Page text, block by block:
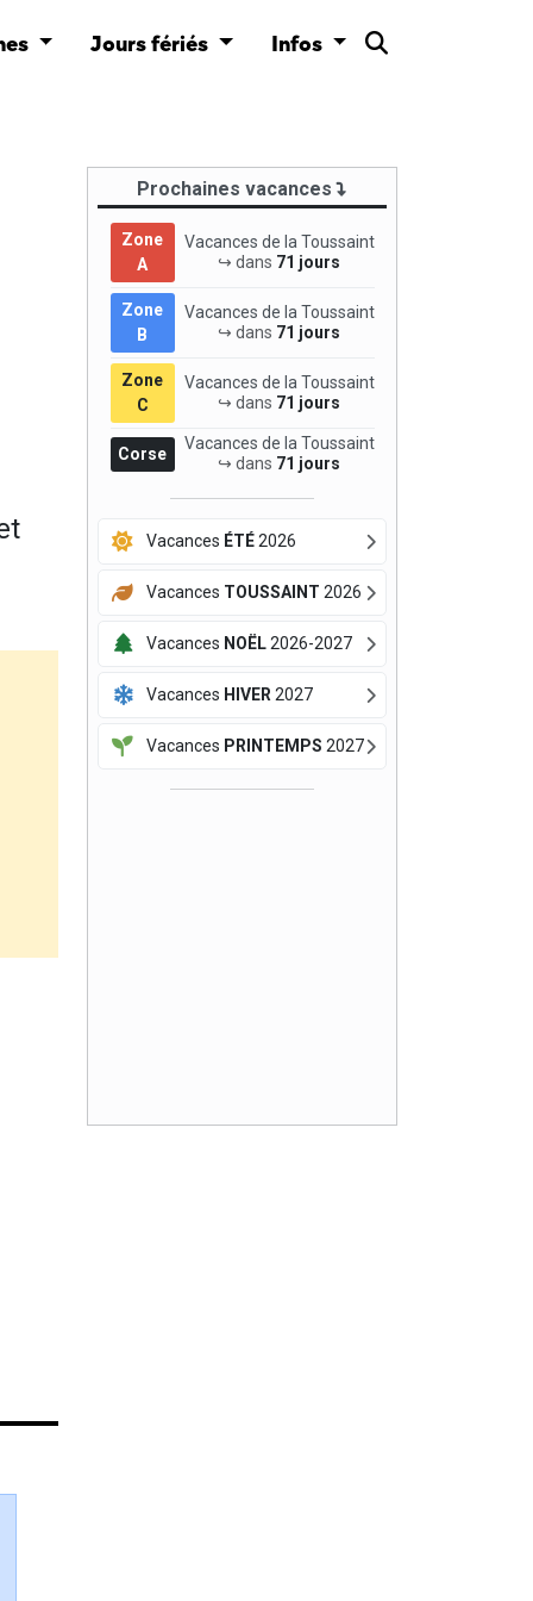
Jours fériés Infos
Prochaines vacances
Zone
A
Vacances de la Toussaint
↪ dans 71 jours
Zone
B
Vacances de la Toussaint
↪ dans 71 jours
Zone
C
Vacances de la Toussaint
↪ dans 71 jours
Corse
Vacances de la Toussaint
↪ dans 71 jours
Vacances ÉTÉ2026
Vacances TOUSSAINT 2026
Vacances NOËL2026-2027
Vacances HIVER 2027
Vacances PRINTEMPS 2027